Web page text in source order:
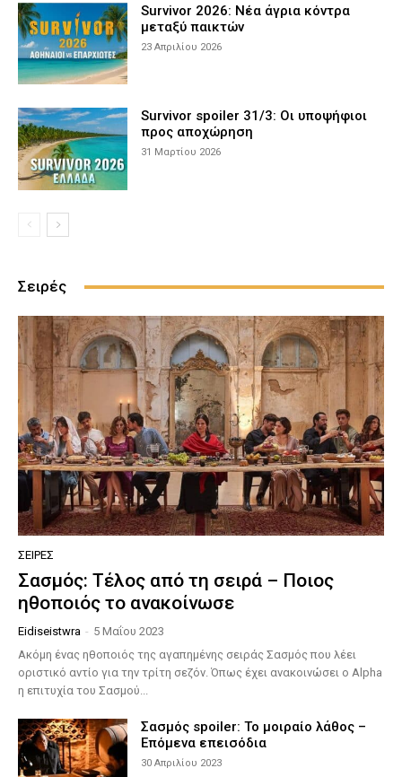
Survivor 2026: Νέα άγρια κόντρα
μεταξύ παικτών
23 Απριλίου 2026
Survivor spoiler 31/3: Οι υποψήφιοι
προς αποχώρηση
31 Μαρτίου 2026
Σειρές
ΣΕΙΡΈΣ
Σασμός: Τέλος από τη σειρά – Ποιος
ηθοποιός το ανακοίνωσε
Eidiseistwra - 5 Μαΐου 2023
Ακόμη ένας ηθοποιός της αγαπημένης σειράς Σασμός που λέει
οριστικό αντίο για την τρίτη σεζόν. Όπως έχει ανακοινώσει ο Alpha
η επιτυχία του Σασμού...
Σασμός spoiler: Το μοιραίο λάθος –
Επόμενα επεισόδια
30 Απριλίου 2023